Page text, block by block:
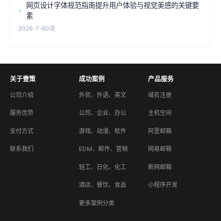
网页设计字体规范指南提升用户体验与视觉美感的关键要
素
2026-7-60次
关于壹策
公司介绍
服务优势
支付方式
联系我们
成功案例
外贸、外语、英文
公司、企业、办公
游戏、动漫、软件
EDM、邮件、营销
轻工、日化、化工
酒店、餐饮、食品
更多案例分类
产品服务
域名注册
主机空间
阿里邮箱
网易邮箱
新网邮箱
小程序开发